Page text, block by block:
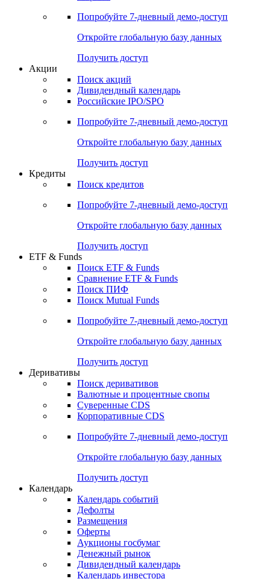
Cbonds Pages
Опросы
Попробуйте7-дневный
Откройте глобальную базу данных
Получить доступ
Поиск акций
Российские IPO/SPO
Попробуйте7-дневный
Откройте глобальную базу данных
Получить доступ
Поиск кредитов
Попробуйте7-дневный
Откройте глобальную базу данных
Получить доступ
ETF & Funds
Сравнение ETF & Funds
Поиск Mutual Funds
Попробуйте7-дневный
Откройте глобальную базу данных
Получить доступ
Деривативы
Валютные и процентные свопы
Корпоративные CDS
Попробуйте7-дневный
Откройте глобальную базу данных
Получить доступ
Календарь
Календарь событий
Дефолты
Размещения
Оферты